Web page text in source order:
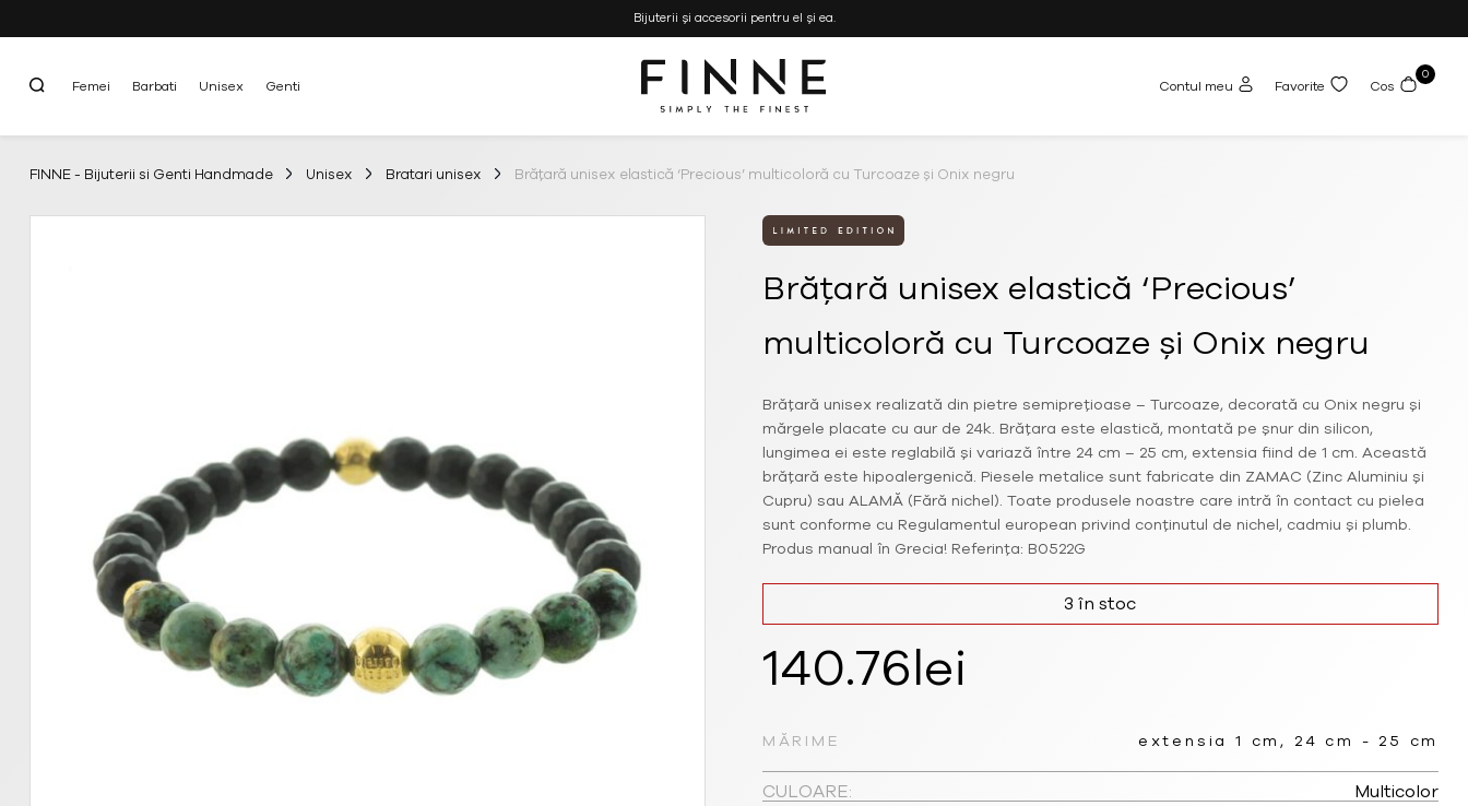
Bijuterii și accesorii pentru el și ea.
Femei Barbati Unisex Genti
FINNE
Bijuterii
Genti
Handmade
Simply the Finest Contul meu Favorite Cos
0
FINNE - Bijuterii si Genti Handmade Unisex Bratari unisex Brățară unisex elastică ‘Precious’ multicoloră cu Turcoaze și Onix negru
Brățară unisex elastică ‘Precious’
multicoloră cu Turcoaze și Onix negru
Brățară unisex realizată din pietre semiprețioase – Turcoaze, decorată cu Onix negru și
mărgele placate cu aur de 24k. Brățara este elastică, montată pe șnur din silicon,
lungimea ei este reglabilă și variază între 24 cm – 25 cm, extensia fiind de 1 cm. Această
brățară este hipoalergenică. Piesele metalice sunt fabricate din ZAMAC (Zinc Aluminiu și
Cupru) sau ALAMĂ (Fără nichel). Toate produsele noastre care intră în contact cu pielea
sunt conforme cu Regulamentul european privind conținutul de nichel, cadmiu și plumb.
Produs manual în Grecia! Referința: B0522G
140.76lei
MĂRIME extensia 1 cm, 24 cm - 25 cm
CULOARE:
Multicolor
3 în stoc